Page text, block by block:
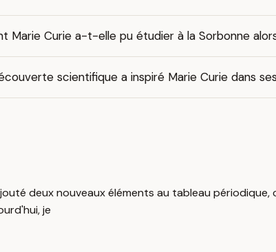
Marie Curie a-t-elle pu étudier à la Sorbonne
scientifique a inspiré Marie Curie dans
deux nouveaux éléments au tableau
je